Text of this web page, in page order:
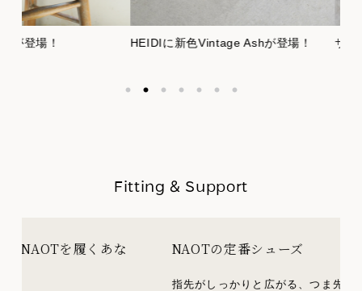
HEIDIに新色Vintage Ashが登場！ サイズアドバ
Fitting & Support
くあな NAOTの定番シューズ
指先がしっかりと広がる、つま先
How old